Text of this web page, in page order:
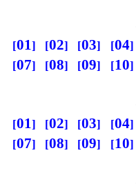
01 02 03 04
07
08 09 10
01 02 03 04
07
08 09 10